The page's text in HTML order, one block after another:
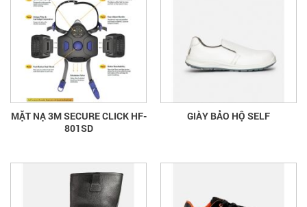
MẶT NẠ 3M SECURE CLICK HF-
801SD
GIÀY BẢO HỘ SELF